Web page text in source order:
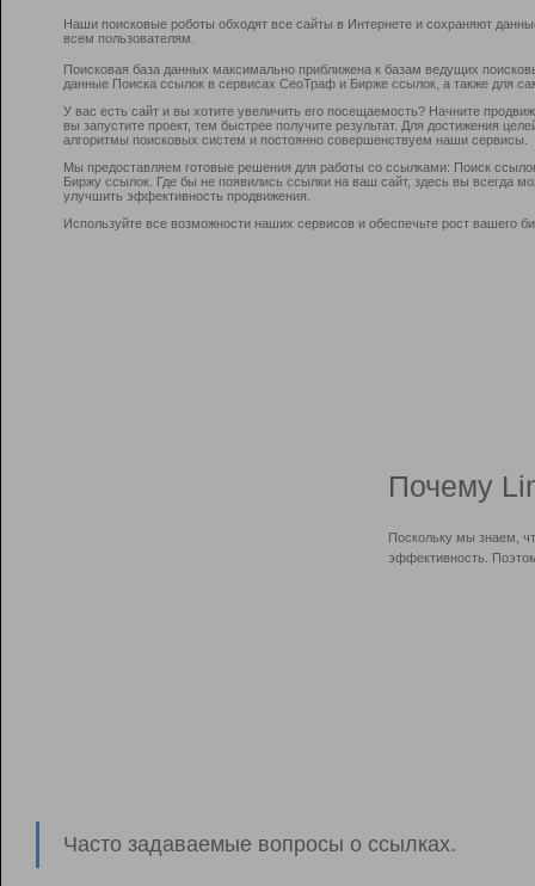
Наши поисковые роботы обходят все сайты в Интернете и сохраняют
всем пользователям.
Поисковая база данных максимально приближена к базам ведущих
данные Поиска ссылок в сервисах СеоТраф и Бирже ссылок, а также для
У вас есть сайт и вы хотите увеличить его посещаемость? Начните
вы запустите проект, тем быстрее получите результат. Для достижения
алгоритмы поисковых систем и постоянно совершенствуем наши сервисы.
Мы предоставляем готовые решения для работы со ссылками: Поиск
Биржу ссылок. Где бы не появились ссылки на ваш сайт, здесь вы всегда
улучшить эффективность продвижения.
Используйте все возможности наших сервисов и обеспечьте рост вашего
Почему
Поскольку мы знаем,
эффективность.
Часто задаваемые вопросы о ссылках.